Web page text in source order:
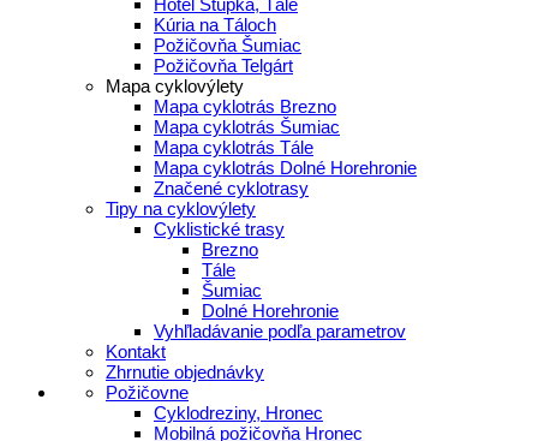
Kúria na Táloch
Požičovňa Šumiac
Požičovňa Telgárt
Mapa cyklovýlety
Mapa cyklotrás Brezno
Mapa cyklotrás Šumiac
Mapa cyklotrás Tále
Mapa cyklotrás Dolné Horehronie
Značené cyklotrasy
Tipy na cyklovýlety
Cyklistické trasy
Brezno
Tále
Šumiac
Dolné Horehronie
Vyhľladávanie podľa parametrov
Kontakt
Zhrnutie objednávky
Požičovne
Cyklodreziny, Hronec
Mobilná požičovňa Hronec